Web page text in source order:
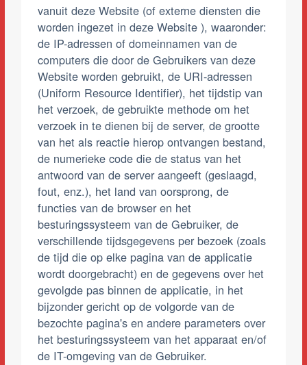
vanuit deze Website (of externe diensten die
worden ingezet in deze Website ), waaronder:
de IP-adressen of domeinnamen van de
computers die door de Gebruikers van deze
Website worden gebruikt, de URI-adressen
(Uniform Resource Identifier), het tijdstip van
het verzoek, de gebruikte methode om het
verzoek in te dienen bij de server, de grootte
van het als reactie hierop ontvangen bestand,
de numerieke code die de status van het
antwoord van de server aangeeft (geslaagd,
fout, enz.), het land van oorsprong, de
functies van de browser en het
besturingssysteem van de Gebruiker, de
verschillende tijdsgegevens per bezoek (zoals
de tijd die op elke pagina van de applicatie
wordt doorgebracht) en de gegevens over het
gevolgde pas binnen de applicatie, in het
bijzonder gericht op de volgorde van de
bezochte pagina's en andere parameters over
het besturingssysteem van het apparaat en/of
de IT-omgeving van de Gebruiker.